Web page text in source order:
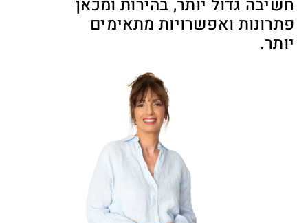
חשיבה גדול יותר, בהירות ומכאן
פתרונות ואפשרויות מתאימים
יותר.